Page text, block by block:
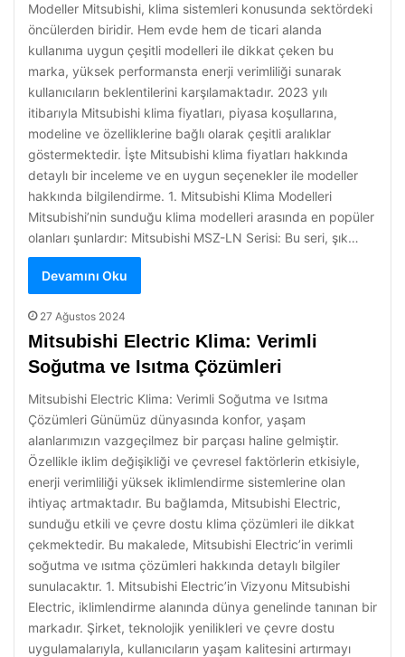
Modeller Mitsubishi, klima sistemleri konusunda sektördeki
öncülerden biridir. Hem evde hem de ticari alanda
kullanıma uygun çeşitli modelleri ile dikkat çeken bu
marka, yüksek performansta enerji verimliliği sunarak
kullanıcıların beklentilerini karşılamaktadır. 2023 yılı
itibarıyla Mitsubishi klima fiyatları, piyasa koşullarına,
modeline ve özelliklerine bağlı olarak çeşitli aralıklar
göstermektedir. İşte Mitsubishi klima fiyatları hakkında
detaylı bir inceleme ve en uygun seçenekler ile modeller
hakkında bilgilendirme. 1. Mitsubishi Klima Modelleri
Mitsubishi’nin sunduğu klima modelleri arasında en popüler
olanları şunlardır: Mitsubishi MSZ-LN Serisi: Bu seri, şık…
Devamını Oku
27 Ağustos 2024
Mitsubishi Electric Klima: Verimli
Soğutma ve Isıtma Çözümleri
Mitsubishi Electric Klima: Verimli Soğutma ve Isıtma
Çözümleri Günümüz dünyasında konfor, yaşam
alanlarımızın vazgeçilmez bir parçası haline gelmiştir.
Özellikle iklim değişikliği ve çevresel faktörlerin etkisiyle,
enerji verimliliği yüksek iklimlendirme sistemlerine olan
ihtiyaç artmaktadır. Bu bağlamda, Mitsubishi Electric,
sunduğu etkili ve çevre dostu klima çözümleri ile dikkat
çekmektedir. Bu makalede, Mitsubishi Electric’in verimli
soğutma ve ısıtma çözümleri hakkında detaylı bilgiler
sunulacaktır. 1. Mitsubishi Electric’in Vizyonu Mitsubishi
Electric, iklimlendirme alanında dünya genelinde tanınan bir
markadır. Şirket, teknolojik yenilikleri ve çevre dostu
uygulamalarıyla, kullanıcıların yaşam kalitesini artırmayı